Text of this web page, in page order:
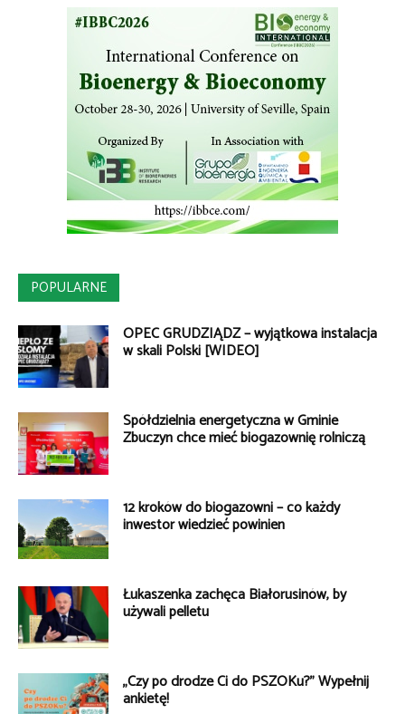
POPULARNE
OPEC GRUDZIĄDZ – wyjątkowa instalacja
w skali Polski [WIDEO]
Spółdzielnia energetyczna w Gminie
Zbuczyn chce mieć biogazownię rolniczą
12 kroków do biogazowni – co każdy
inwestor wiedzieć powinien
Łukaszenka zachęca Białorusinów, by
używali pelletu
„Czy po drodze Ci do PSZOKu?” Wypełnij
ankietę!